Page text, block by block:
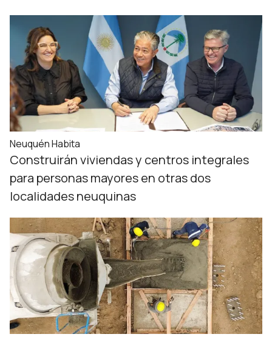
Neuquén Habita
Construirán viviendas y centros integrales
para personas mayores en otras dos
localidades neuquinas